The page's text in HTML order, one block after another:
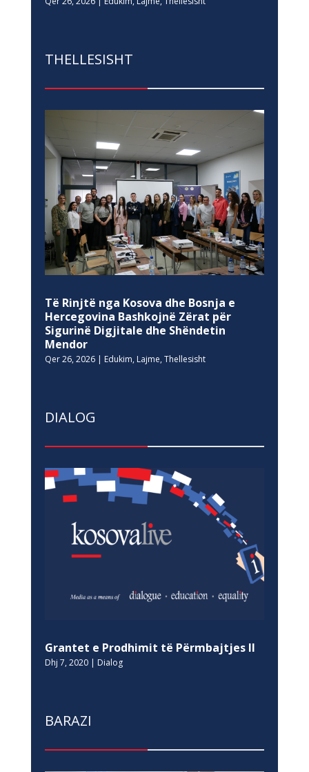
THELLESISHT
Të Rinjtë nga Kosova dhe Bosnja e
Hercegovina Bashkojnë Zërat për
Sigurinë Digjitale dhe Shëndetin
Mendor
Qer 26, 2026| Edukim, Lajme, Thellesisht
DIALOG
Grantet e Prodhimit të Përmbajtjes II
Dhj 7, 2020| Dialog
BARAZI